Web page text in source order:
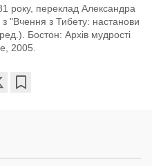
року, переклад Александра
"Вчення з Тибету: настанови
Бостон: Архів мудрості
2005.